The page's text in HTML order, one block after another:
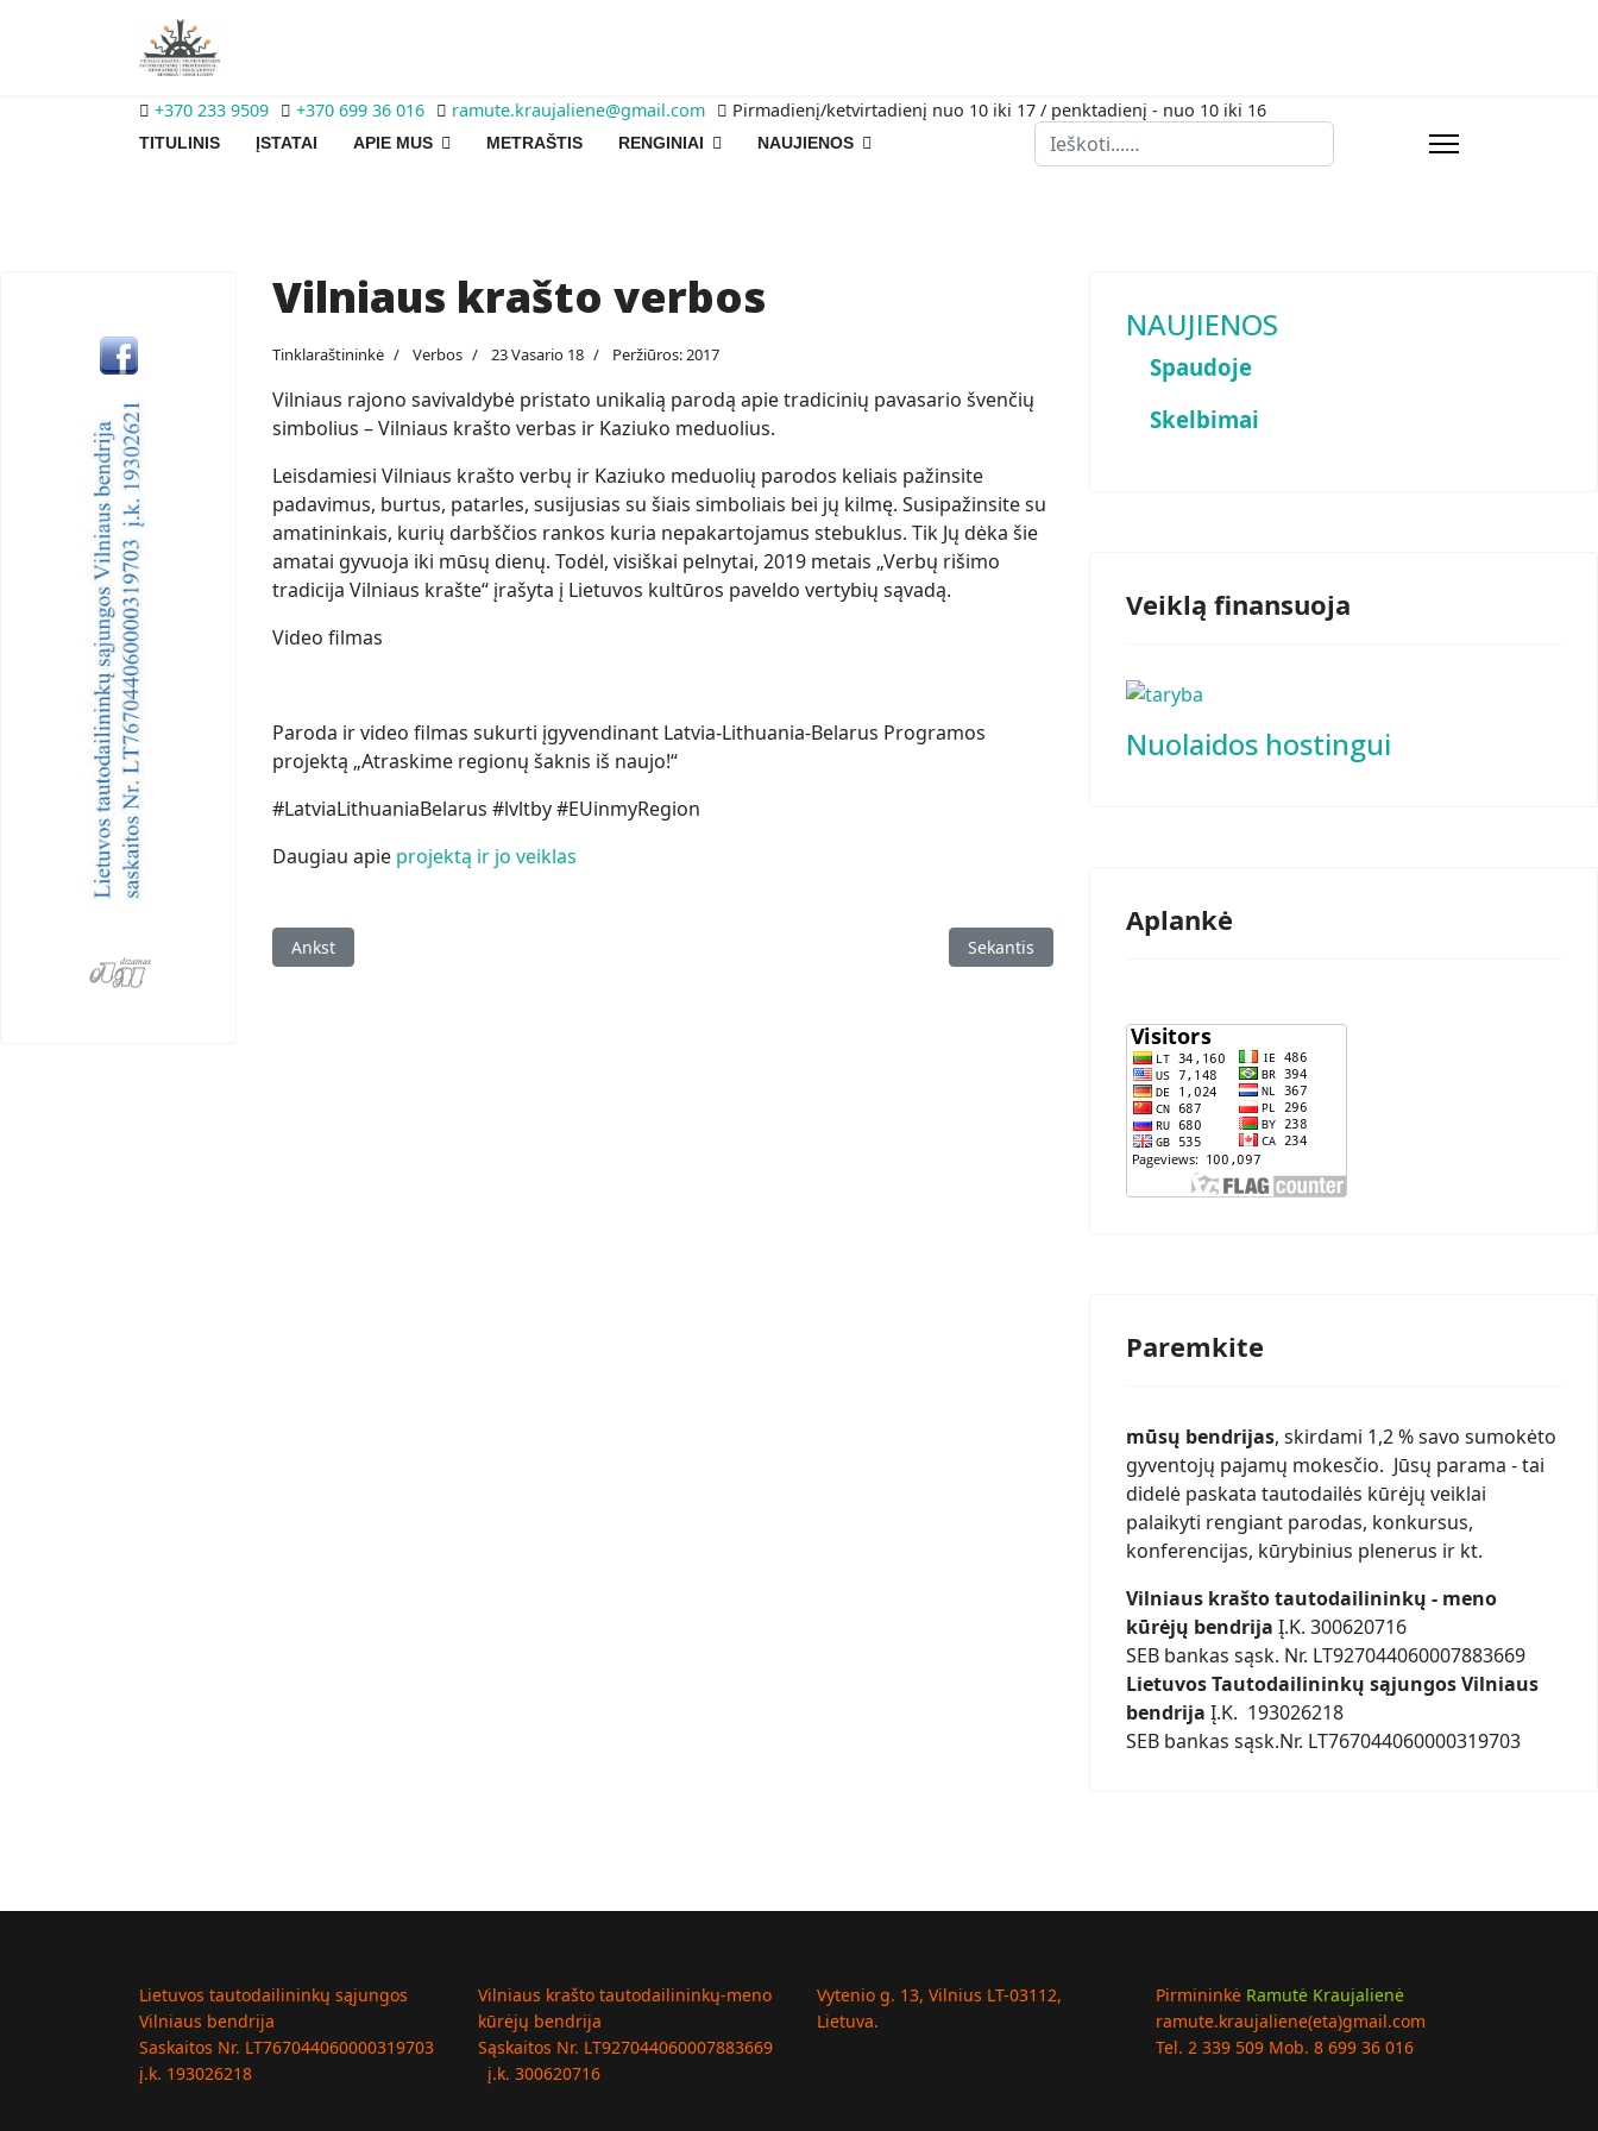
TITULINIS ĮSTATAI APIE MUS METRAŠTIS RENGINIAI NAUJIENOS Paieška
+370 233 9509 +370 699 36 016 ramute.kraujaliene@gmail.com Pirmadienį/ketvirtadienį nuo 10 iki 17 / penktadienį - nuo 10 iki 16
Vilniaus krašto verbos
Tinklaraštininkė Verbos 23 Vasario 18 Peržiūros: 2017
Vilniaus rajono savivaldybė pristato unikalią parodą apie tradicinių pavasario švenčių
simbolius – Vilniaus krašto verbas ir Kaziuko meduolius.
Leisdamiesi Vilniaus krašto verbų ir Kaziuko meduolių parodos keliais pažinsite
padavimus, burtus, patarles, susijusias su šiais simboliais bei jų kilmę. Susipažinsite su
amatininkais, kurių darbščios rankos kuria nepakartojamus stebuklus. Tik Jų dėka šie
amatai gyvuoja iki mūsų dienų. Todėl, visiškai pelnytai, 2019 metais „Verbų rišimo
tradicija Vilniaus krašte“ įrašyta į Lietuvos kultūros paveldo vertybių sąvadą.
Video filmas
Paroda ir video filmas sukurti įgyvendinant Latvia-Lithuania-Belarus Programos
projektą „Atraskime regionų šaknis iš naujo!“
#LatviaLithuaniaBelarus #lvltby #EUinmyRegion
Daugiau apie projektą ir jo veiklas
Ankstesnis straipsnis: Konkursinės parodos ,,Gražiausia tradicinė verba" laureatai
Ankst Kitas straipsnis: Verbų paroda galerijoje "Židinys"
Sekantis
NAUJIENOS
Spaudoje
Skelbimai
Veiklą finansuoja
Nuolaidos hostingui
Aplankė
Paremkite
mūsų bendrijas, skirdami 1,2 % savo sumokėto
gyventojų pajamų mokesčio. Jūsų parama - tai
didelė paskata tautodailės kūrėjų veiklai
palaikyti rengiant parodas, konkursus,
konferencijas, kūrybinius plenerus ir kt.
Vilniaus krašto tautodailininkų - meno
kūrėjų bendrija Į.K. 300620716
SEB bankas sąsk. Nr. LT927044060007883669
Lietuvos Tautodailininkų sąjungos Vilniaus
bendrija Į.K. 193026218
SEB bankas sąsk.Nr. LT767044060000319703
Lietuvos tautodailininkų sąjungos
Vilniaus bendrija
Saskaitos Nr. LT767044060000319703
į.k. 193026218
Vilniaus krašto tautodailininkų-meno
kūrėjų bendrija
Sąskaitos Nr. LT927044060007883669
į.k. 300620716
Vytenio g. 13, Vilnius LT-03112,
Lietuva.
Pirmininkė Ramutė Kraujalienė
ramute.kraujaliene(eta)gmail.com
Tel. 2 339 509 Mob. 8 699 36 016